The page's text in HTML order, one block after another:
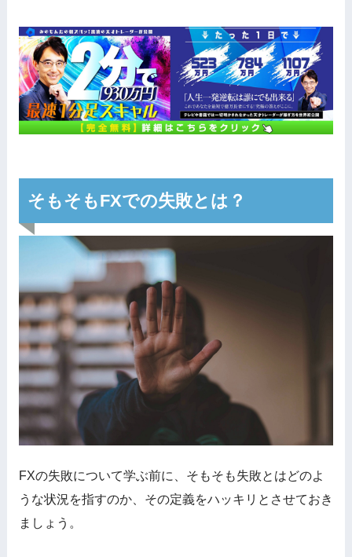
そもそもFXでの失敗とは？
FXの失敗について学ぶ前に、そもそも失敗とはどのよ
うな状況を指すのか、その定義をハッキリとさせておき
ましょう。